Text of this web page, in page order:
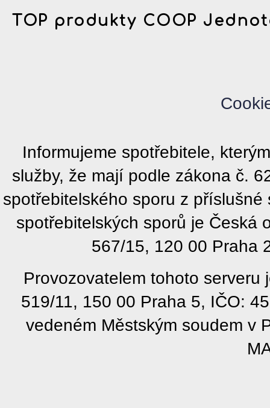
TOP produkty COOP
Informujeme spotřebitele,
služby, že mají podle zákona č.
spotřebitelského sporu z
spotřebitelských sporů je Česká
567/15, 120 00 Praha
Provozovatelem tohoto
519/11, 150 00 Praha 5, IČO:
vedeném Městským soudem v